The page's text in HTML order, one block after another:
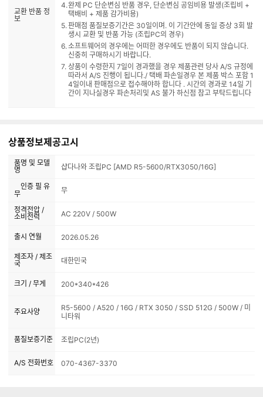
교환 반품 정
보
완제 PC 단순변심 반품 경우, 단순변심 공임비용 발생(조립비 +
택배비 + 제품 감가비용)
판매점 품질보증기간은 30일이며. 이 기간안에 동일 증상 3회 발
생시 교환 및 반품 가능 (조립PC의 경우)
소프트웨어의 경우에는 어떠한 경우에도 반품이 되지 않습니다.
신중히 구매하시기 바랍니다.
상품이 수령한지 7일이 경과했을 경우 제품관련 당사 A/S 규정에
따라서 A/S 진행이 됩니다./ 택배 파손일경우 본 제품 박스 포함 1
4일이내 판매점으로 접수해야하 합니다 . 시간의 경과로 14일 기
간이 지나실경우 파손처리및 AS 불가 하신점 참고 부탁드립니다
상품정보제공고시
품명 및 모델
명
샵다나와 조립PC [AMD R5-5600/RTX3050/16G]
인증 필 유
무
무
정격전압 /
소비전력
AC 220V / 500W
출시 연월 2026.05.26
제조자 / 제조
국
대한민국
크기 / 무게 200*340*426
주요사양
R5-5600 / A520 / 16G / RTX 3050 / SSD 512G / 500W / 미
니타워
품질보증기준 조립PC(2년)
A/S 전화번호 070-4367-3370